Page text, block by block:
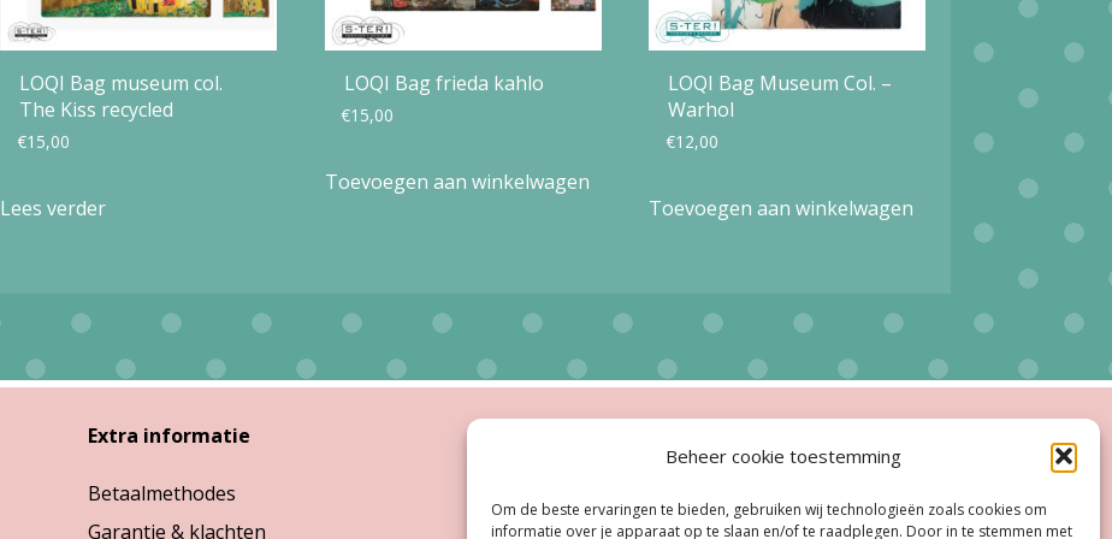
Beheer cookie toestemming
Om de beste ervaringen te bieden, gebruiken wij technologieën zoals cookies om
informatie over je apparaat op te slaan en/of te raadplegen. Door in te stemmen met
LOQI Bag museum col.
The Kiss recycled
€15,00
Lees verder
LOQI Bag frieda kahlo
€15,00
Toevoegen aan winkelwagen
LOQI Bag Museum Col. –
Warhol
€12,00
Toevoegen aan winkelwagen
Extra informatie
Betaalmethodes
Garantie & klachten
Di, Woe, Do:11.00 - 18.00 uur